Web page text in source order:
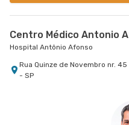
Centro Médico Antonio
Hospital Antônio Afonso
Rua Quinze de Novembro nr.
- SP